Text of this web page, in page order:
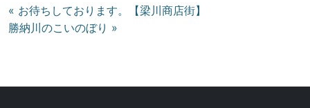
投
稿
« お待ちしております。【梁川商店街】
勝納川のこいのぼり »